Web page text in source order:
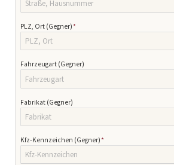
Pflichtfeld
PLZ, Ort (Gegner)*
Fahrzeugart (Gegner)
Fabrikat (Gegner)
Pflichtfeld
Kfz-Kennzeichen (Gegner)*